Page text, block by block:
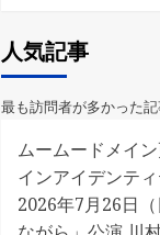
人気記事
最も訪問者が多かった
ムームードメイ
インアイデンテ
2026年7月26日